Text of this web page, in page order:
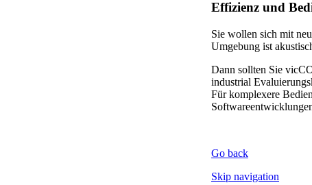
Effizienz und
Sie wollen sich mit
Umgebung ist
Dann sollten Sie
industrial
Für komplexere
Go back
Skip navigation